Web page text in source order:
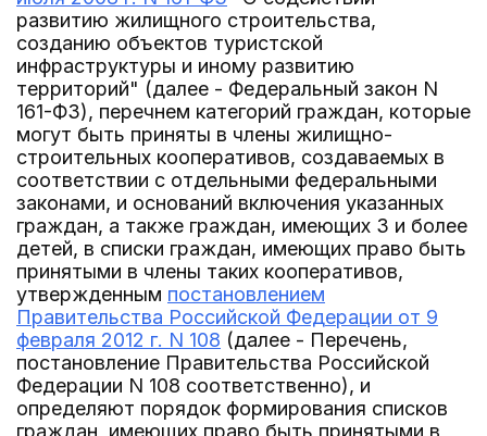
развитию жилищного строительства,
созданию объектов туристской
инфраструктуры и иному развитию
территорий" (далее - Федеральный закон N
161-ФЗ), перечнем категорий граждан, которые
могут быть приняты в члены жилищно-
строительных кооперативов, создаваемых в
соответствии с отдельными федеральными
законами, и оснований включения указанных
граждан, а также граждан, имеющих 3 и более
детей, в списки граждан, имеющих право быть
принятыми в члены таких кооперативов,
утвержденным постановлением
Правительства Российской Федерации от 9
февраля 2012 г. N 108 (далее - Перечень,
постановление Правительства Российской
Федерации N 108 соответственно), и
определяют порядок формирования списков
граждан, имеющих право быть принятыми в